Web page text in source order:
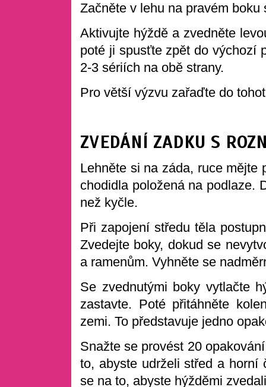
Začněte v lehu na pravém
Aktivujte hýždě a zvedněte
poté ji spusťte zpět do výchozí
2-3 sériích na obě strany.
Pro větší výzvu zařaďte do
ZVEDÁNÍ ZADKU S
Lehněte si na záda, ruce mějte
chodidla položená na podlaze.
než kyčle.
Při zapojení středu těla
Zvedejte boky, dokud se
a ramenům. Vyhněte se
Se zvednutými boky vytlačte
zastavte. Poté přitáhněte
zemi. To představuje jedno
Snažte se provést 20
to, abyste udrželi střed a horní
se na to, abyste hýžděmi